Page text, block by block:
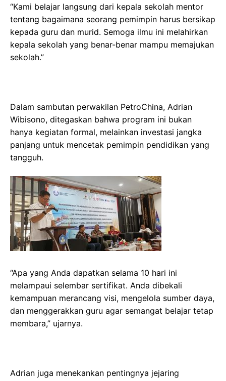
“Kami belajar langsung dari kepala sekolah mentor
tentang bagaimana seorang pemimpin harus bersikap
kepada guru dan murid. Semoga ilmu ini melahirkan
kepala sekolah yang benar-benar mampu memajukan
sekolah.”
Dalam sambutan perwakilan PetroChina, Adrian
Wibisono, ditegaskan bahwa program ini bukan
hanya kegiatan formal, melainkan investasi jangka
panjang untuk mencetak pemimpin pendidikan yang
tangguh.
“Apa yang Anda dapatkan selama 10 hari ini
melampaui selembar sertifikat. Anda dibekali
kemampuan merancang visi, mengelola sumber daya,
dan menggerakkan guru agar semangat belajar tetap
membara,” ujarnya.
Adrian juga menekankan pentingnya jejaring